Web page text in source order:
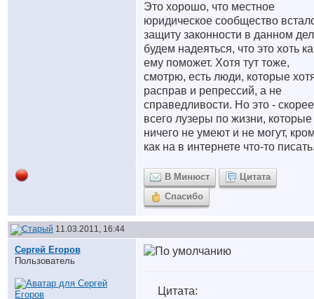
Это хорошо, что местное
юридическое сообщество
защиту законности в данном
будем надеяться, что это хоть
ему поможет. Хотя тут тоже,
смотрю, есть люди, которые
расправ и репрессий, а не
справедливости. Но это - скорее
всего лузеры по жизни, которые
ничего не умеют и не могут,
как на в интернете что-то
В Минюст
Цитата
Спасибо
11.03.2011, 16:44
Сергей Егоров
Пользователь
Цитата: